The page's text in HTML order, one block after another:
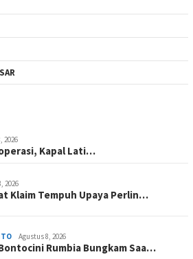
2026
Kapal Lati…
2026
Klaim Tempuh Upaya Perlin…
Agustus 8, 2026
Rumbia Bungkam Saa…